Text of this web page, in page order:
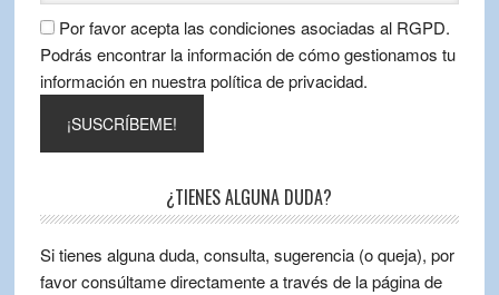
Por favor acepta las condiciones asociadas al RGPD.
Podrás encontrar la información de cómo gestionamos tu
información en nuestra política de privacidad.
¿TIENES ALGUNA DUDA?
Si tienes alguna duda, consulta, sugerencia (o queja), por
favor consúltame directamente a través de la página de